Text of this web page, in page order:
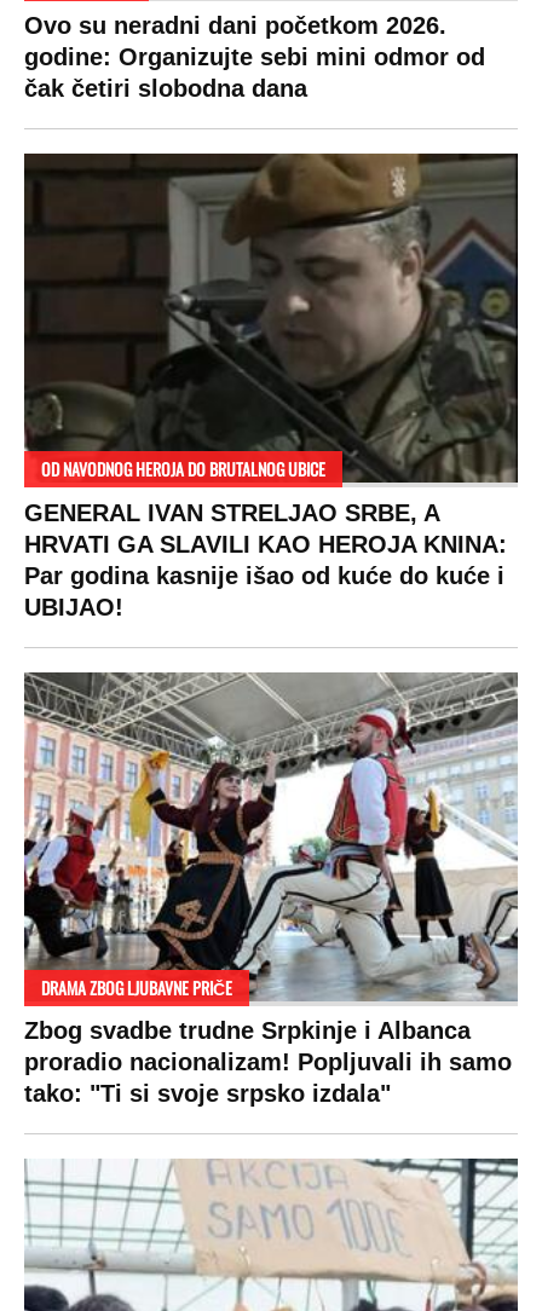
Ovo su neradni dani početkom 2026.
godine: Organizujte sebi mini odmor od
čak četiri slobodna dana
OD NAVODNOG HEROJA DO BRUTALNOG UBICE
GENERAL IVAN STRELJAO SRBE, A
HRVATI GA SLAVILI KAO HEROJA KNINA:
Par godina kasnije išao od kuće do kuće i
UBIJAO!
DRAMA ZBOG LJUBAVNE PRIČE
Zbog svadbe trudne Srpkinje i Albanca
proradio nacionalizam! Popljuvali ih samo
tako: "Ti si svoje srpsko izdala"